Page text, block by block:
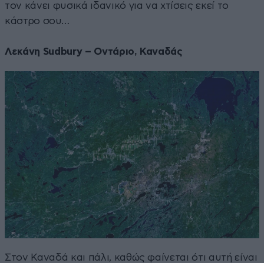
τον κάνει φυσικά ιδανικό για να χτίσεις εκεί το
κάστρο σου…
Λεκάνη Sudbury – Οντάριο, Καναδάς
Στον Καναδά και πάλι, καθώς φαίνεται ότι αυτή είναι